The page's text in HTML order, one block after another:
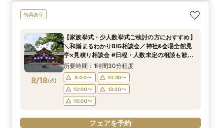
8/17(月)
＼マイナビ限定！和婚まるわかりBIG相談会／神
社&会場全館見学×見積り相談会#日程・人数未定
所要時間：1時間30分程度
9:00〜
10:30〜
12:00〜
13:30〜
15:00〜
フェアを予約
特典あり
8/18(火)
【家族挙式・少人数挙式ご検討の方におすすめ】
＼和婚まるわかりBIG相談会／神社&会場全館見
学×見積り相談会 #日程・人数未定の相談も歓迎
◎
所要時間：1時間30分程度
9:00〜
10:30〜
12:00〜
13:30〜
15:00〜
フェアを予約